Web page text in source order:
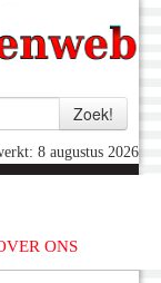
8 augustus 2026
ONS